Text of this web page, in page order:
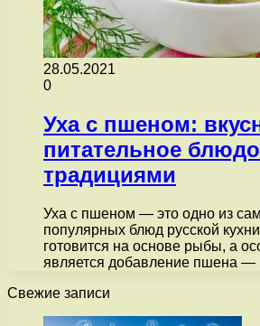
28.05.2021
0
Уха с пшеном:
питательное
традициями
Уха с пшеном — это одно из
популярных блюд русской
готовится на основе рыбы, а
является добавление пшена —
Свежие записи